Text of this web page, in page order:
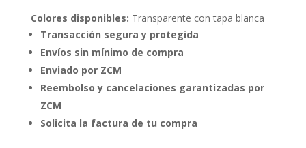
Colores disponibles: Transparente con tapa blanca
Transacción segura y protegida
Envíos sin mínimo de compra
Enviado por ZCM
Reembolso y cancelaciones garantizadas por
ZCM
Solicita la factura de tu compra